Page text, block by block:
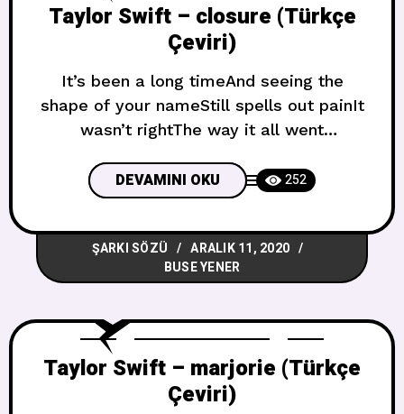
Taylor Swift – closure (Türkçe
Çeviri)
It’s been a long timeAnd seeing the
shape of your nameStill spells out painIt
wasn’t rightThe way it all went
zaman olduVe adının şeklini
görüyorumHâlâ acıyı dile getiriyorDoğru
değildiHer şeyin mahvolma
şekliGörünüşe göre bunu şimdi biliyorsun
Yes, I got your letterYes, I’m doing
DEVAMINI OKU 252
ŞARKI SÖZÜ
ARALIK 11, 2020
BUSE YENER
Taylor Swift – marjorie (Türkçe
Çeviri)